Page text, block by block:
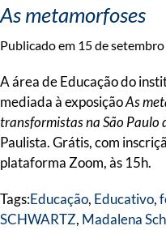
As metamorfoses
Publicado em 15 de
A área de Educação do
mediada à exposiçãoAs
transformistas na São Paulo
Paulista. Grátis, com
plataforma Zoom, às 15h.
Tags:Educação, Educativo,
SCHWARTZ, Madalena